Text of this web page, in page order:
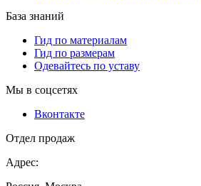
База знаний
Гид по материалам
Гид по размерам
Одевайтесь по уставу
Мы в соцсетях
Вконтакте
Отдел продаж
Адрес: